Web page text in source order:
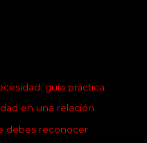
guía práctica
en una relación
debes reconocer